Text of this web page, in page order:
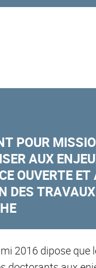
POUR
AUX
OUVERTE ET
DES
2016 dipose que